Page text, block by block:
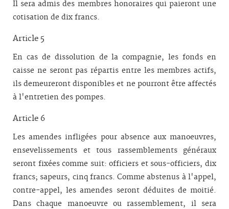
Il sera admis des membres honoraires qui paieront une
cotisation de dix francs.
Article 5
En cas de dissolution de la compagnie, les fonds en
caisse ne seront pas répartis entre les membres actifs,
ils demeureront disponibles et ne pourront être affectés
à l'entretien des pompes.
Article 6
Les amendes infligées pour absence aux manoeuvres,
ensevelissements et tous rassemblements généraux
seront fixées comme suit: officiers et sous-officiers, dix
francs; sapeurs, cinq francs. Comme abstenus à l'appel,
contre-appel, les amendes seront déduites de moitié.
Dans chaque manoeuvre ou rassemblement, il sera